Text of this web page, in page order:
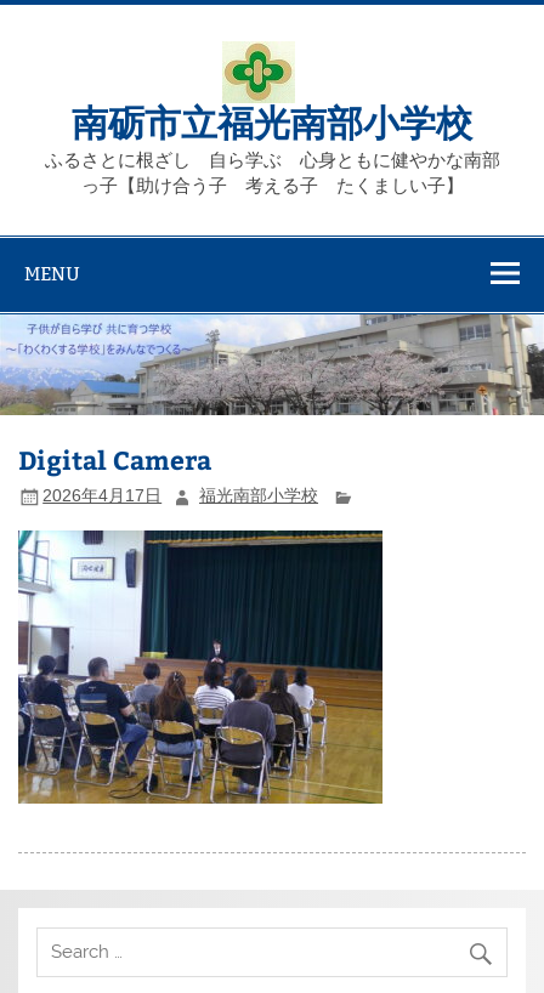
Skip
南砺市立福光南部小学校
ふるさとに根ざし 自ら学ぶ 心身ともに健やかな南部
っ子【助け合う子 考える子 たくましい子】
MENU
Digital Camera
2026年4月17日 福光南部小学校